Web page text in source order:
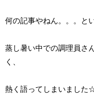
何の記事やねん。。。と
蒸し暑い中での調理員さ
く、
熱く語ってしまいました